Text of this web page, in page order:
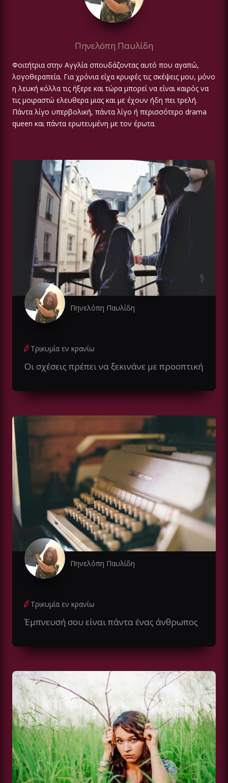
Πηνελόπη Παυλίδη
Φοιτήτρια στην Αγγλία σπουδάζοντας αυτό που αγαπώ,
λογοθεραπεία. Για χρόνια είχα κρυφές τις σκέψεις μου, μόνο
η λευκή κόλλα τις ήξερε και τώρα μπορεί να είναι καιρός να
τις μοιραστώ ελευθερα μιας και με έχουν ήδη πει τρελή.
Πάντα λίγο υπερβολική, πάντα λίγο ή περισσότερο drama
queen και πάντα ερωτευμένη με τον έρωτα.
Πηνελόπη Παυλίδη
Τρικυμία εν κρανίω
Οι σχέσεις πρέπει να ξεκινάνε με προοπτική
Πηνελόπη Παυλίδη
Τρικυμία εν κρανίω
Έμπνευσή σου είναι πάντα ένας άνθρωπος